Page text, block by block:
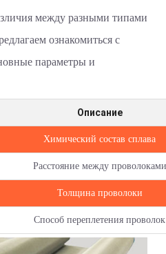
между разными типами
ознакомиться с
параметры и
Описание
Химический состав сплава
Расстояние между проволоками
Толщина проволоки
Способ переплетения проволок